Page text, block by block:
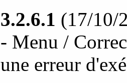
3.2.6.1 (17/10/
- Menu /
une erreur